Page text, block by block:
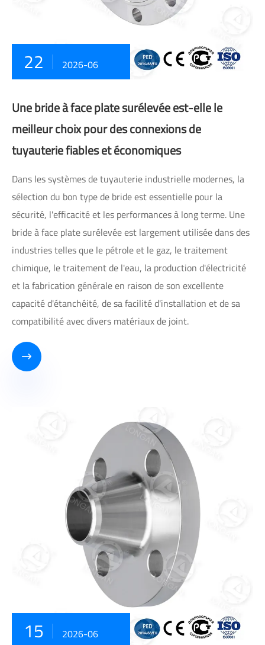
22 2026-06
Une bride à face plate surélevée est-elle le
meilleur choix pour des connexions de
tuyauterie fiables et économiques
Dans les systèmes de tuyauterie industrielle modernes, la
sélection du bon type de bride est essentielle pour la
sécurité, l'efficacité et les performances à long terme. Une
bride à face plate surélevée est largement utilisée dans des
industries telles que le pétrole et le gaz, le traitement
chimique, le traitement de l'eau, la production d'électricité
et la fabrication générale en raison de son excellente
capacité d'étanchéité, de sa facilité d'installation et de sa
compatibilité avec divers matériaux de joint.

15 2026-06